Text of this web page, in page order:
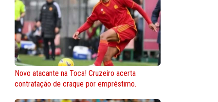
Novo atacante na Toca! Cruzeiro acerta
contratação de craque por empréstimo.